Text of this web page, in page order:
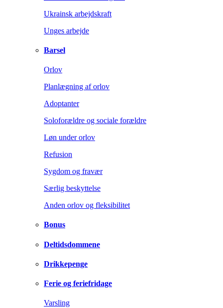
Ukrainsk arbejdskraft
Unges arbejde
Barsel
Orlov
Planlægning af orlov
Adoptanter
Soloforældre og sociale forældre
Løn under orlov
Refusion
Sygdom og fravær
Særlig beskyttelse
Anden orlov og fleksibilitet
Bonus
Deltidsdommene
Drikkepenge
Ferie og feriefridage
Varsling